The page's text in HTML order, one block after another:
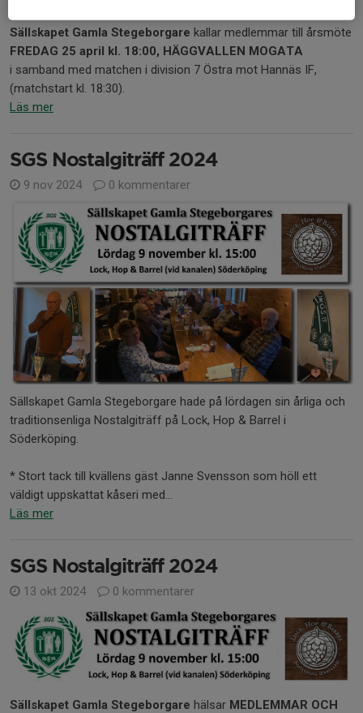
Sällskapet Gamla Stegeborgare kallar medlemmar till årsmöte
FREDAG 25 april kl. 18:00, HÄGGVALLEN MOGATA
i samband med matchen i division 7 Östra mot Hannäs IF,
(matchstart kl. 18:30).
Läs mer
SGS Nostalgiträff 2024
9 nov 2024 0 kommentarer
Sällskapet Gamla Stegeborgare hade på lördagen sin årliga och
traditionsenliga Nostalgiträff på Lock, Hop & Barrel i
Söderköping.
* Stort tack till kvällens gäst Janne Svensson som höll ett
väldigt uppskattat kåseri med...
Läs mer
SGS Nostalgiträff 2024
13 okt 2024 0 kommentarer
Sällskapet Gamla Stegeborgare hälsar MEDLEMMAR OCH